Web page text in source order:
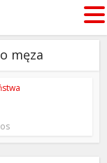
męza